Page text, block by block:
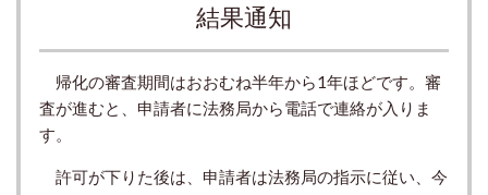
結果通知
帰化の審査期間はおおむね半年から1年ほどです。審
査が進むと、申請者に法務局から電話で連絡が入りま
す。
許可が下りた後は、申請者は法務局の指示に従い、今